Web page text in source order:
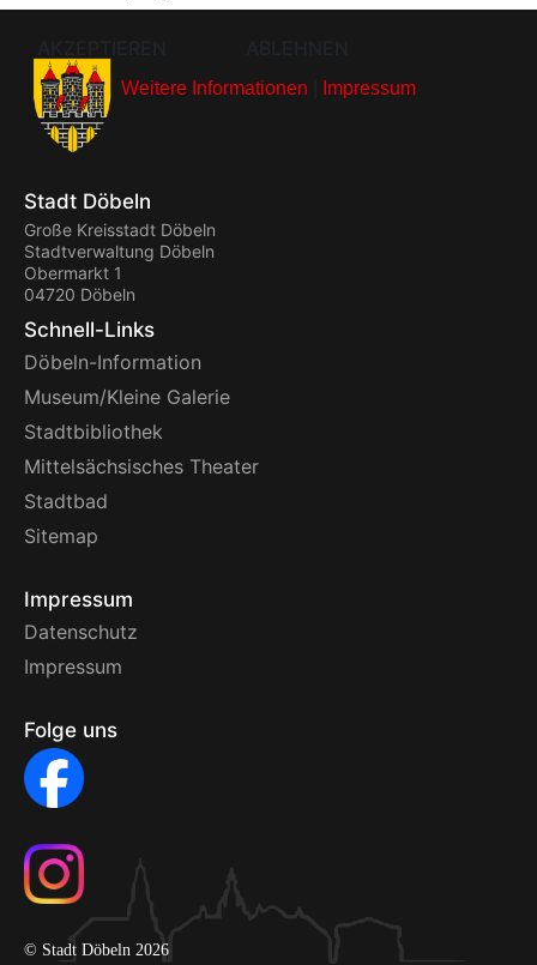
Stadt Döbeln
Große Kreisstadt Döbeln
Stadtverwaltung Döbeln
Obermarkt 1
04720 Döbeln
Schnell-Links
Döbeln-Information
Museum/Kleine Galerie
Stadtbibliothek
Mittelsächsisches Theater
Stadtbad
Sitemap
Impressum
Datenschutz
Impressum
Folge uns
© Stadt Döbeln 2026
Weitere Informationen Impressum